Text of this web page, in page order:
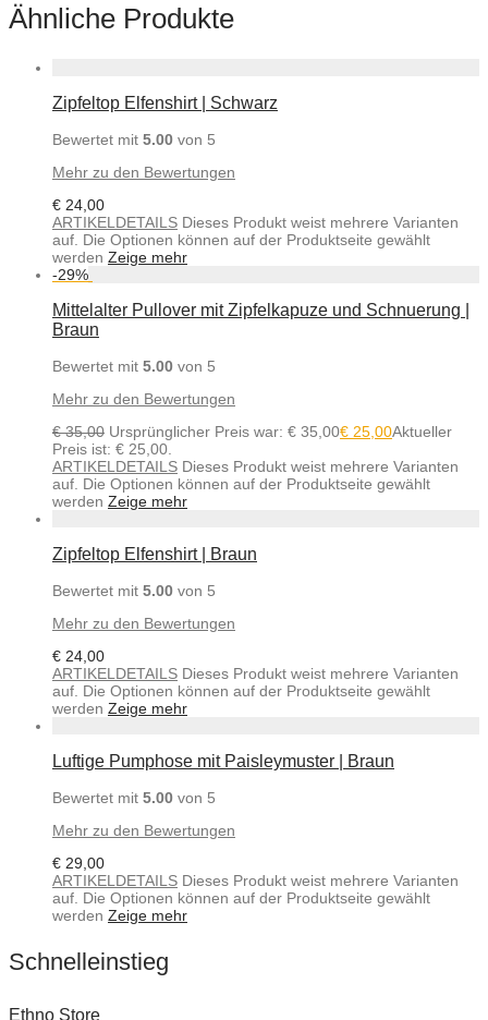
Ähnliche Produkte
Zipfeltop Elfenshirt | Schwarz
Bewertet mit 5.00 von 5
Mehr zu den Bewertungen
€ 24,00
ARTIKELDETAILS Dieses Produkt weist mehrere Varianten
auf. Die Optionen können auf der Produktseite gewählt
werden Zeige mehr
-29%
Mittelalter Pullover mit Zipfelkapuze und Schnuerung |
Braun
Bewertet mit 5.00 von 5
Mehr zu den Bewertungen
€35,00 Ursprünglicher Preis war: € 35,00€ 25,00Aktueller
Preis ist: € 25,00.
ARTIKELDETAILS Dieses Produkt weist mehrere Varianten
auf. Die Optionen können auf der Produktseite gewählt
werden Zeige mehr
Zipfeltop Elfenshirt | Braun
Bewertet mit 5.00 von 5
Mehr zu den Bewertungen
€ 24,00
ARTIKELDETAILS Dieses Produkt weist mehrere Varianten
auf. Die Optionen können auf der Produktseite gewählt
werden Zeige mehr
Luftige Pumphose mit Paisleymuster | Braun
Bewertet mit 5.00 von 5
Mehr zu den Bewertungen
€ 29,00
ARTIKELDETAILS Dieses Produkt weist mehrere Varianten
auf. Die Optionen können auf der Produktseite gewählt
werden Zeige mehr
Schnelleinstieg
Ethno Store